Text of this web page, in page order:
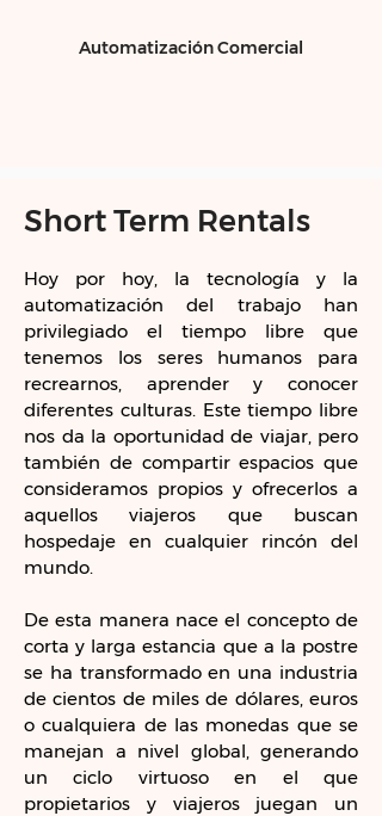
Automatización Comercial
Short Term Rentals
Hoy por hoy, la tecnología y la
automatización del trabajo han
privilegiado el tiempo libre que
tenemos los seres humanos para
recrearnos, aprender y conocer
diferentes culturas. Este tiempo libre
nos da la oportunidad de viajar, pero
también de compartir espacios que
consideramos propios y ofrecerlos a
aquellos viajeros que buscan
hospedaje en cualquier rincón del
mundo.
De esta manera nace el concepto de
corta y larga estancia que a la postre
se ha transformado en una industria
de cientos de miles de dólares, euros
o cualquiera de las monedas que se
manejan a nivel global, generando
un ciclo virtuoso en el que
propietarios y viajeros juegan un